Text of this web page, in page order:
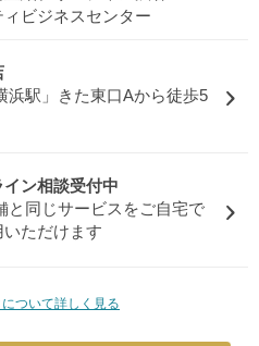
ィビジネスセンター
浜駅」きた東口Aから徒歩5
イン相談受付中
と同じサービスをご自宅で
いただけます
ついて詳しく見る